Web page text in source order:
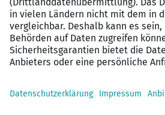
Altersvorsorge: Profitiere
Arbeitgeberbeiträgen zur
Altersvorsorge
mehr zu unseren Stellenangeboten